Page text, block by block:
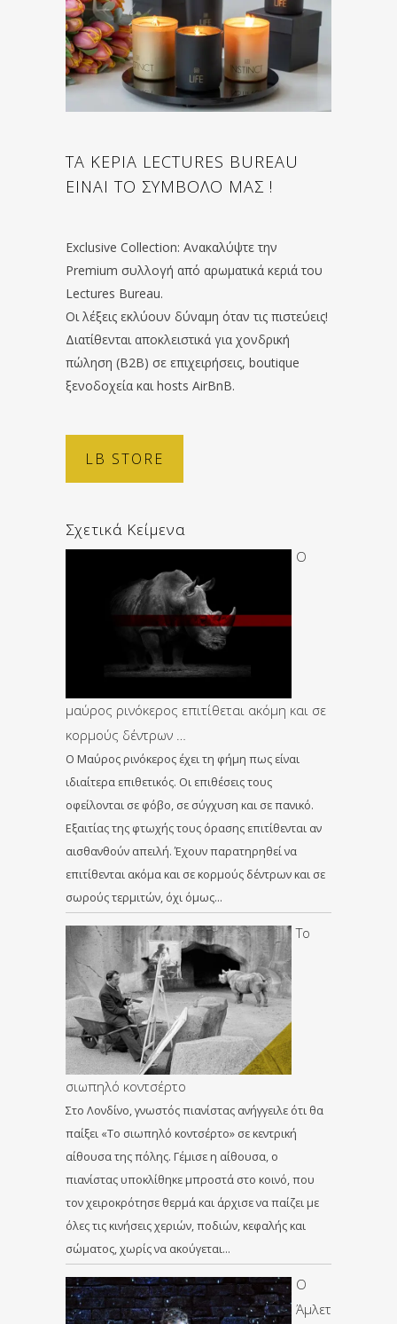
ΤΑ ΚΕΡΙΑ LECTURES BUREAU
ΕΙΝΑΙ ΤΟ ΣΥΜΒΟΛΟ ΜΑΣ !
Exclusive Collection: Ανακαλύψτε την
Premium συλλογή από αρωματικά κεριά του
Lectures Bureau.
Οι λέξεις εκλύουν δύναμη όταν τις πιστεύεις!
Διατίθενται αποκλειστικά για χονδρική
πώληση (B2B) σε επιχειρήσεις, boutique
ξενοδοχεία και hosts AirBnB.
LB STORE
Σχετικά Κείμενα
Ο
μαύρος ρινόκερος επιτίθεται ακόμη και σε
κορμούς δέντρων …
Ο Μαύρος ρινόκερος έχει τη φήμη πως είναι
ιδιαίτερα επιθετικός. Οι επιθέσεις τους
οφείλονται σε φόβο, σε σύγχυση και σε πανικό.
Εξαιτίας της φτωχής τους όρασης επιτίθενται αν
αισθανθούν απειλή. Έχουν παρατηρηθεί να
επιτίθενται ακόμα και σε κορμούς δέντρων και σε
σωρούς τερμιτών, όχι όμως…
Το
σιωπηλό κοντσέρτο
Στο Λονδίνο, γνωστός πιανίστας ανήγγειλε ότι θα
παίξει «Το σιωπηλό κοντσέρτο» σε κεντρική
αίθουσα της πόλης. Γέμισε η αίθουσα, ο
πιανίστας υποκλίθηκε μπροστά στο κοινό, που
τον χειροκρότησε θερμά και άρχισε να παίζει με
όλες τις κινήσεις χεριών, ποδιών, κεφαλής και
σώματος, χωρίς να ακούγεται…
Ο
Άμλετ